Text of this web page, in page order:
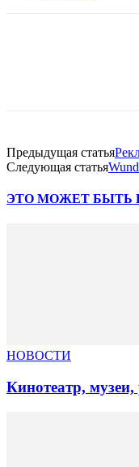
Предыдущая статья
Следующая статья
ЭТО МОЖЕТ БЫТЬ
НОВОСТИ
Кинотеатр,